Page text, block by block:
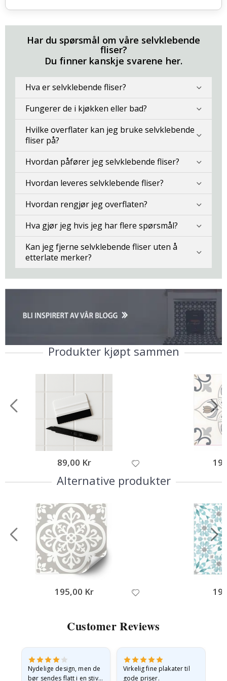
Har du spørsmål om våre selvklebende
fliser?
Du finner kanskje svarene her.
Hva er selvklebende fliser?
Fungerer de i kjøkken eller bad?
Hvilke overflater kan jeg bruke selvklebende
fliser på?
Hvordan påfører jeg selvklebende fliser?
Hvordan leveres selvklebende fliser?
Hvordan rengjør jeg overflaten?
Hva gjør jeg hvis jeg har flere spørsmål?
Kan jeg fjerne selvklebende fliser uten å
etterlate merker?
Produkter kjøpt sammen
89,00 Kr
Alternative produkter
195,00 Kr
Customer Reviews
Nydelige design, men de
bør sendes flatt i en stiv
Virkelig fine plakater til
gode priser.